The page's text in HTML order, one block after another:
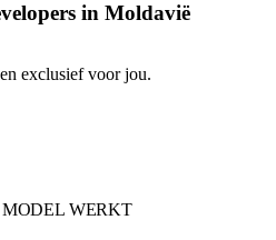
in Moldavië
exclusief voor jou.
WERKT